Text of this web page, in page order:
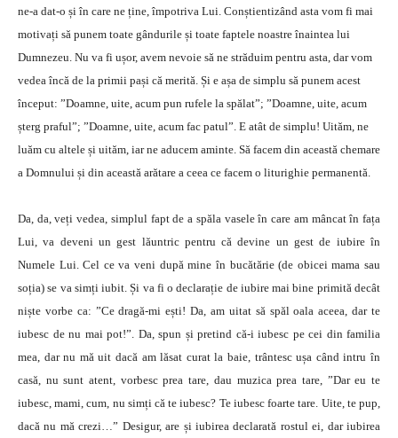
ne-a dat-o și în care ne ține, împotriva Lui. Conștientizând asta vom fi mai
motivați să punem toate gândurile și toate faptele noastre înaintea lui
Dumnezeu. Nu va fi ușor, avem nevoie să ne străduim pentru asta, dar vom
vedea încă de la primii pași că merită. Și e așa de simplu să punem acest
început: ”Doamne, uite, acum pun rufele la spălat”; ”Doamne, uite, acum
șterg praful”; ”Doamne, uite, acum fac patul”. E atât de simplu! Uităm, ne
luăm cu altele și uităm, iar ne aducem aminte. Să facem din această chemare
a Domnului și din această arătare a ceea ce facem o liturighie permanentă.
Da, da, veți vedea, simplul fapt de a spăla vasele în care am mâncat în fața
Lui, va deveni un gest lăuntric pentru că devine un gest de iubire în
Numele Lui. Cel ce va veni după mine în bucătărie (de obicei mama sau
soția) se va simți iubit. Și va fi o declarație de iubire mai bine primită decât
niște vorbe ca: ”Ce dragă-mi ești! Da, am uitat să spăl oala aceea, dar te
iubesc de nu mai pot!”. Da, spun și pretind că-i iubesc pe cei din familia
mea, dar nu mă uit dacă am lăsat curat la baie, trântesc ușa când intru în
casă, nu sunt atent, vorbesc prea tare, dau muzica prea tare, ”Dar eu te
iubesc, mami, cum, nu simți că te iubesc? Te iubesc foarte tare. Uite, te pup,
dacă nu mă crezi…” Desigur, are și iubirea declarată rostul ei, dar iubirea